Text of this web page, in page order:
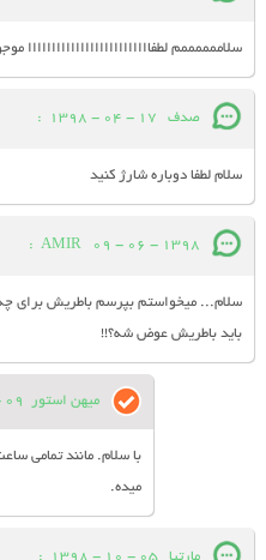
سلاممممممم لطفاااااااااااااااااااااااااا
صدف 17 - 04 - 1398
:
سلام لطفا دوباره شارژ کنید
AMIR 09 - 06 - 1398
:
سلام... میخواستم بپرسم باطریش برای
باید باطریش عوض شه؟!!
میهن استور 09 - 06 - 1398
با سلام. مانند تمامی
میده.
مارتیا 05 - 10 - 1398
: